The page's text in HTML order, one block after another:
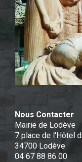
Nous Contacter
Mairie de Lodève
7 place de l'Hôtel
34700 Lodève
04 67 88 86 00